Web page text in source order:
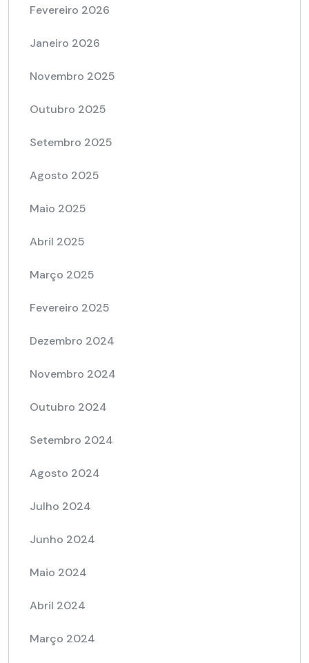
Fevereiro 2026
Janeiro 2026
Novembro 2025
Outubro 2025
Setembro 2025
Agosto 2025
Maio 2025
Abril 2025
Março 2025
Fevereiro 2025
Dezembro 2024
Novembro 2024
Outubro 2024
Setembro 2024
Agosto 2024
Julho 2024
Junho 2024
Maio 2024
Abril 2024
Março 2024